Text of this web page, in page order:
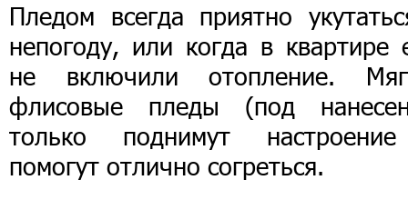
Пледом всегда приятно
непогоду, или когда в квартире
не включили отопление.
флисовые пледы (под
только поднимут
помогут отлично согреться.